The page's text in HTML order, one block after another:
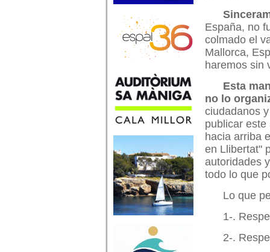
España, no
colmado el
Mallorca,
haremos sin
Esta
no lo
ciudadanos
publicar
hacia arriba
en Llibertat"
autoridades
todo lo que
Lo que
1-.
2-.